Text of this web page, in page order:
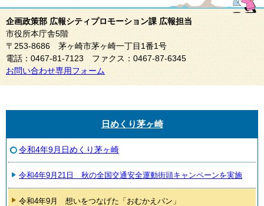
企画政策部 広報シティプロモーション課 広報担当
市役所本庁舎5階
〒253-8686 茅ヶ崎市茅ヶ崎一丁目1番1号
電話：0467-81-7123 ファクス：0467-87-6345
お問い合わせ専用フォーム
日めくり茅ヶ崎
令和4年9月日めくり茅ヶ崎
令和4年9月21日 秋の全国交通安全運動街頭キャンペーンを実施
令和4年9月 想いをつなげた「おむかえパン」